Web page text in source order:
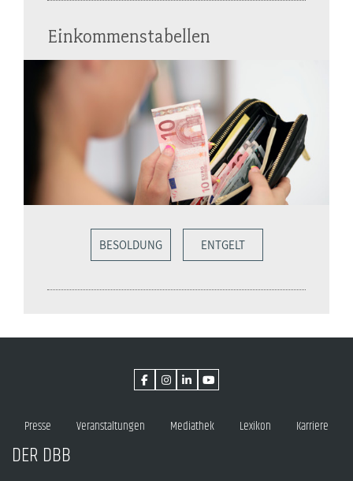
Einkommenstabellen
BESOLDUNG ENTGELT
Presse Veranstaltungen Mediathek Lexikon Karriere
DER DBB